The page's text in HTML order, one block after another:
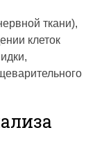
ткани),
клеток